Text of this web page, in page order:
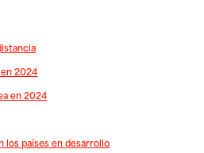
2024
en 2024
los países en desarrollo